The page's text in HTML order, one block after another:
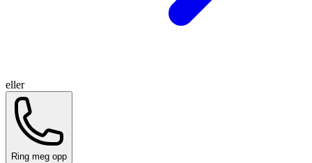
eller
Ring meg opp